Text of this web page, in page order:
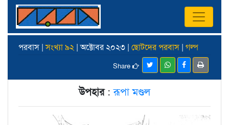
পরবাস |সংখ্যা ৯২ | অক্টোবর ২০২৩ | ছোটদের পরবাস | গল্প
Share
উপহার :রূপা মণ্ডল